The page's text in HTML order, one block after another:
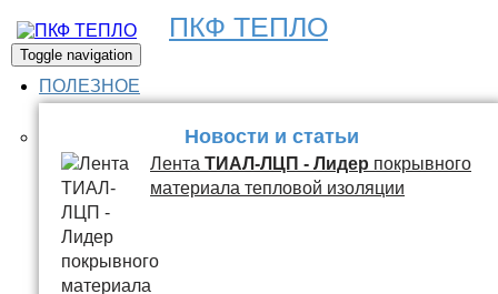
ПКФ ТЕПЛО
Toggle navigation
ПОЛЕЗНОЕ
Новости и статьи
Лента ТИАЛ-ЛЦП - Лидер покрывного
материала тепловой изоляции